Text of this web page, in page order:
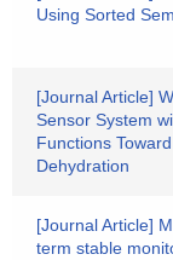
Using Sorted
[Journal Article]
Sensor System
Functions
Dehydration
[Journal Article]
term stable